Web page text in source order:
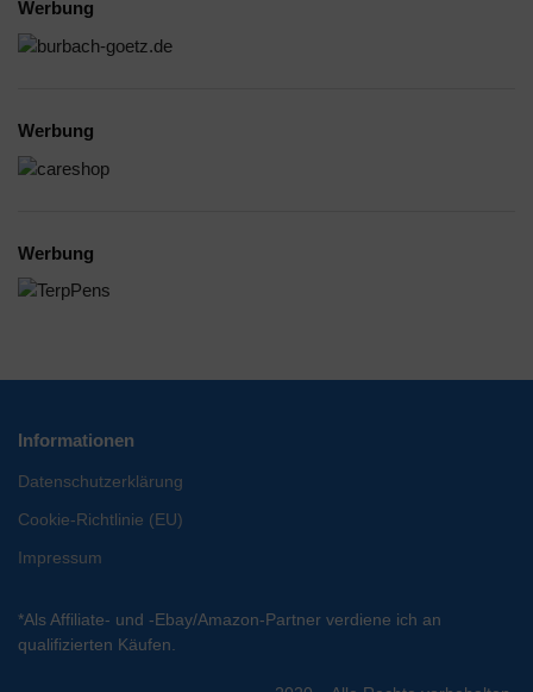
Werbung
Werbung
Werbung
Informationen
Datenschutzerklärung
Cookie-Richtlinie (EU)
Impressum
*Als Affiliate- und -Ebay/Amazon-Partner verdiene ich an
qualifizierten Käufen.